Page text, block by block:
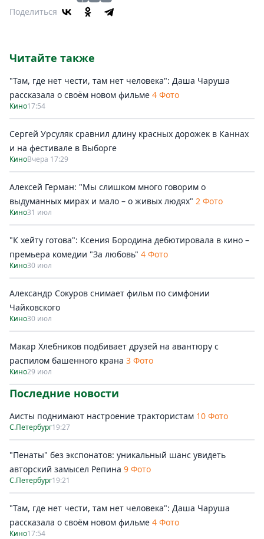
Поделиться
Читайте также
"Там, где нет чести, там нет человека": Даша Чаруша
рассказала о своём новом фильме 4 Фото
Кино17:54
Сергей Урсуляк сравнил длину красных дорожек в Каннах
и на фестивале в Выборге
КиноВчера 17:29
Алексей Герман: "Мы слишком много говорим о
выдуманных мирах и мало – о живых людях" 2 Фото
Кино31 июл
"К хейту готова": Ксения Бородина дебютировала в кино –
премьера комедии "За любовь" 4 Фото
Кино30 июл
Александр Сокуров снимает фильм по симфонии
Чайковского
Кино30 июл
Макар Хлебников подбивает друзей на авантюру с
распилом башенного крана 3 Фото
Кино29 июл
Последние новости
Аисты поднимают настроение трактористам 10 Фото
С.Петербург19:27
"Пенаты" без экспонатов: уникальный шанс увидеть
авторский замысел Репина 9 Фото
С.Петербург19:21
"Там, где нет чести, там нет человека": Даша Чаруша
рассказала о своём новом фильме 4 Фото
Кино17:54